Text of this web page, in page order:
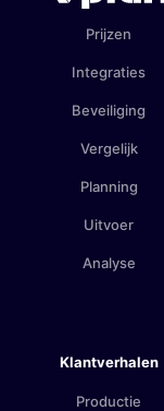
Prijzen
Integraties
Beveiliging
Vergelijk
Planning
Uitvoer
Analyse
Klantverhalen
Productie